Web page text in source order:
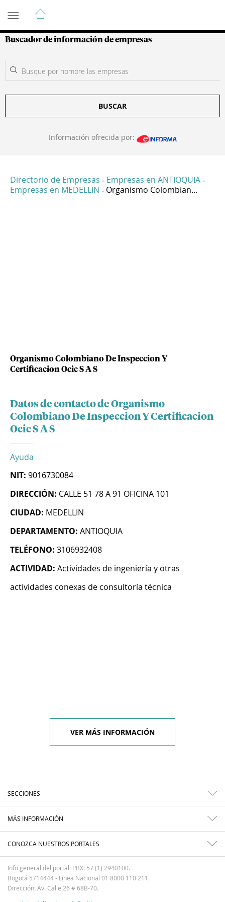
Guía de Empresas Colombianas
Buscador de información de empresas
BUSCAR
Información ofrecida por:
Directorio de Empresas - Empresas en ANTIOQUIA -
Empresas en MEDELLIN - Organismo Colombian...
Organismo Colombiano De Inspeccion Y
Certificacion Ocic S A S
Datos de contacto de Organismo
Colombiano De Inspeccion Y Certificacion
Ocic S A S
Ayuda
NIT: 9016730084
DIRECCIÓN: CALLE 51 78 A 91 OFICINA 101
CIUDAD: MEDELLIN
DEPARTAMENTO: ANTIOQUIA
TELÉFONO: 3106932408
ACTIVIDAD: Actividades de ingeniería y otras
actividades conexas de consultoría técnica
VER MÁS INFORMACIÓN
SECCIONES
MÁS INFORMACIÓN
CONOZCA NUESTROS PORTALES
Info general del portal: PBX: 57 (1) 2940100.
Bogotá 5714444 - Línea Nacional 01 8000 110 211.
Dirección: Av. Calle 26 # 68B-70.